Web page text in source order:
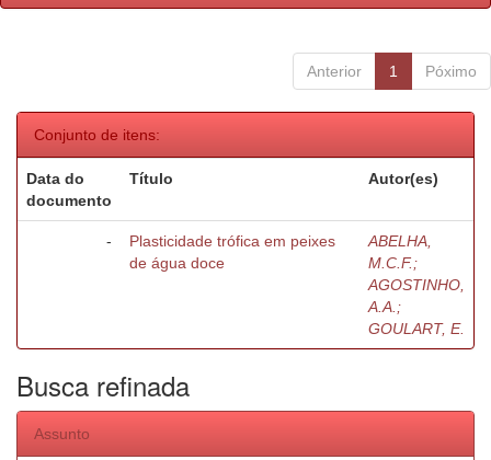
Anterior 1 Póximo
Conjunto de itens:
Data do
documento
Título Autor(es)
-
Plasticidade trófica em peixes
de água doce
ABELHA,
M.C.F.;
AGOSTINHO,
A.A.;
GOULART, E.
Busca refinada
Assunto